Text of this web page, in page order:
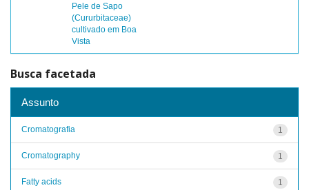
Pele de Sapo
(Cururbitaceae)
cultivado em Boa
Vista
Busca facetada
Assunto
1
Cromatografia
1
Cromatography
1
Fatty acids